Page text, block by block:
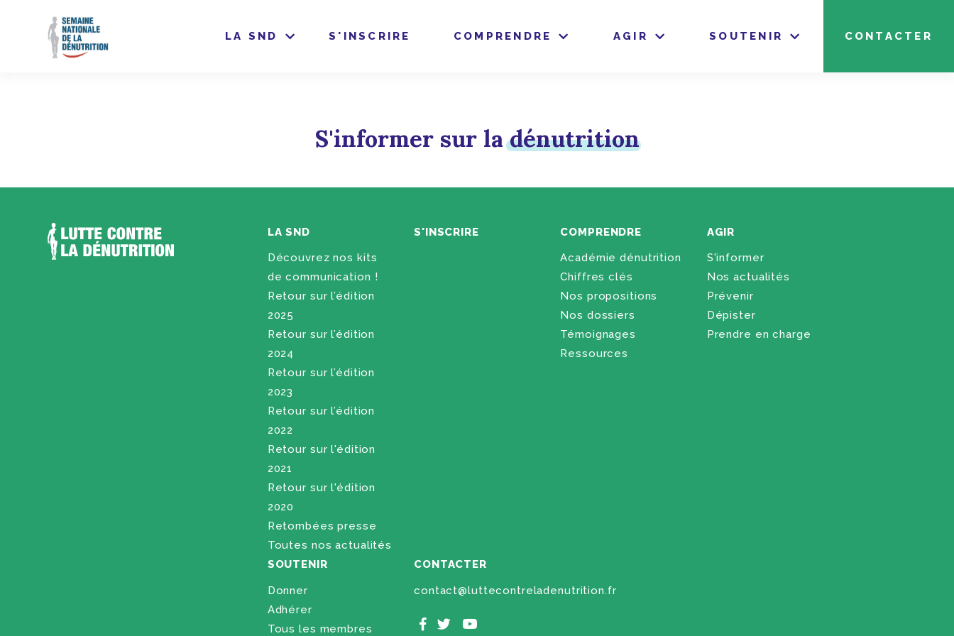
LA SND S'INSCRIRE COMPRENDRE AGIR SOUTENIR CONTACTER
S'informer sur ladénutrition
LA SND
Découvrez nos kits
de communication !
Retour sur l’édition
2025
Retour sur l’édition
2024
Retour sur l’édition
2023
Retour sur l’édition
2022
Retour sur l'édition
2021
Retour sur l'édition
2020
Retombées presse
Toutes nos actualités
S'INSCRIRE COMPRENDRE
Académie dénutrition
Chiffres clés
Nos propositions
Nos dossiers
Témoignages
Ressources
AGIR
S'informer
Nos actualités
Prévenir
Dépister
Prendre en charge
SOUTENIR
Donner
Adhérer
Tous les membres
CONTACTER
contact@luttecontreladenutrition.fr